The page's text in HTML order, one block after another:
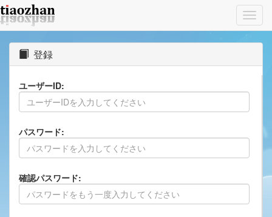
登録
ユーザーID:
パスワード:
確認パスワード: